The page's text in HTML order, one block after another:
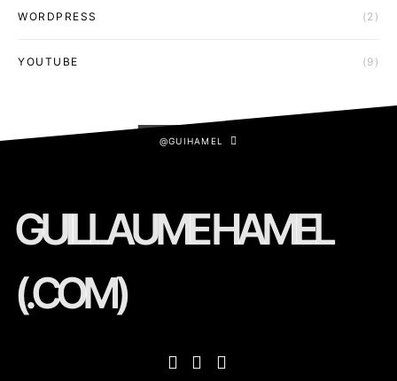
WORDPRESS (2)
YOUTUBE (9)
@GUIHAMEL
GUILLAUME HAMEL
(.COM)